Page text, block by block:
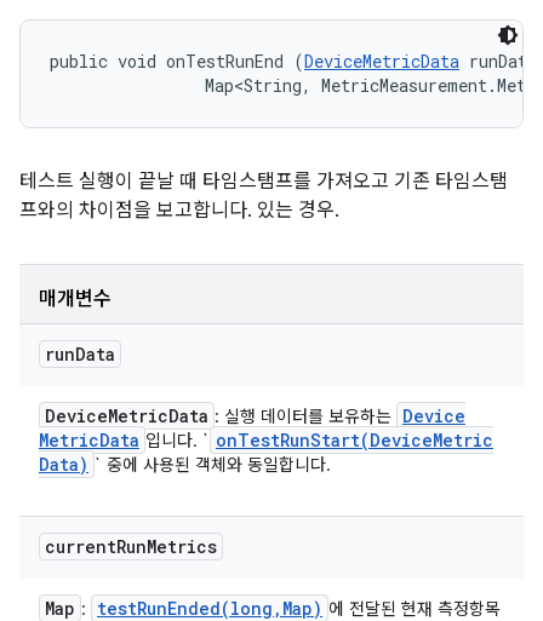
public void onTestRunEnd (DeviceMetricData
Map<String,
테스트 실행이 끝날 때 타임스탬프를 가져오고 기존 타임스탬
프와의 차이점을 보고합니다. 있는 경우.
매개변수
runData
DeviceMetricData : 실행 데이터를 보유하는 Device
MetricData 입니다. ` onTestRunStart(DeviceMetric
Data) ` 중에 사용된 객체와 동일합니다.
currentRunMetrics
Map : testRunEnded(long , Map) 에 전달된 현재 측정항목